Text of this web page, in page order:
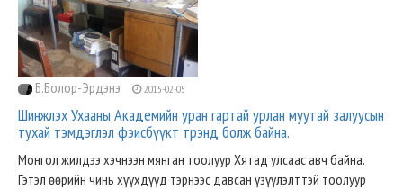
Б.Болор-Эрдэнэ 2015-02-05
Шинжлэх Ухааны Академийн уран гартай урлан муутай залуусын
тухай тэмдэглэл фэисбүүкт трэнд болж байна.
Монгол жилдээ хэчнээн мянган тоолуур Хятад улсаас авч байна.
Гэтэл өөрийн чинь хүүхдүүд тэрнээс давсан үзүүлэлттэй тоолуур